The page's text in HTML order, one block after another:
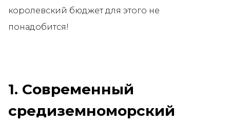
королевский бюджет для этого не
понадобится!
1. Cовременный
средиземноморский